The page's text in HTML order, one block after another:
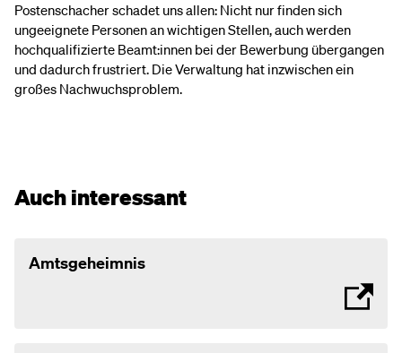
Postenschacher schadet uns allen: Nicht nur finden sich
ungeeignete Personen an wichtigen Stellen, auch werden
hochqualifizierte Beamt:innen bei der Bewerbung übergangen
und dadurch frustriert. Die Verwaltung hat inzwischen ein
großes Nachwuchsproblem.
Auch interessant
Amtsgeheimnis